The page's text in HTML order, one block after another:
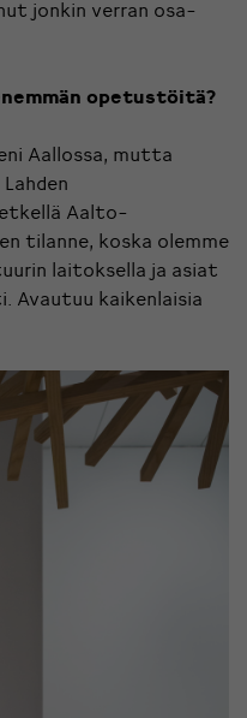
jonkin verran osa-
opetustöitä?
Aallossa, mutta
Aalto-
tilanne, koska olemme
laitoksella ja asiat
kaikenlaisia